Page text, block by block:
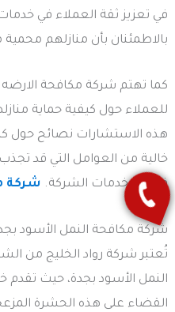
في تعزيز ثقة العملاء في
بالاطمئنان بأن منازلهم
كما تهتم شركة مكافحة
للعملاء حول كيفية حماية
هذه الاستشارات نصائح حول
خالية من العوامل التي قد
فعالية خدمات الشركة. شركة
شركة مكافحة النمل الأسود
تُعتبر شركة رواد الخليج من
النمل الأسود بجدة، حيث تقدم
القضاء على هذه الحشرة